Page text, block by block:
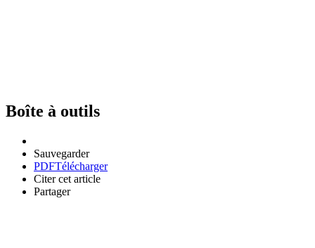
Boîte à outils
Sauvegarder
PDFTélécharger
Citer cet article
Partager